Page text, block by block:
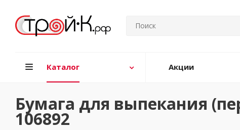
Каталог Акции
Бумага для выпекания
106892